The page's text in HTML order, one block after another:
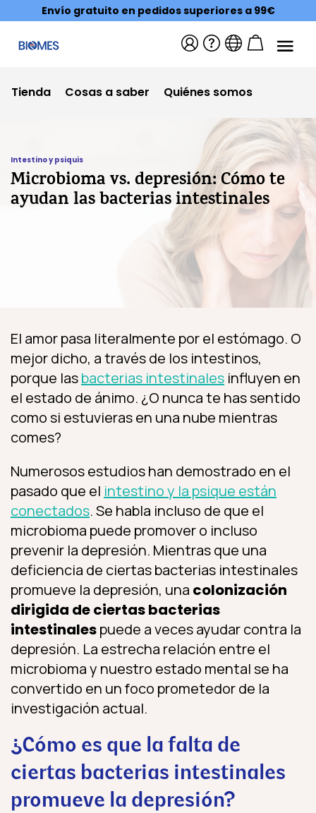
Envío gratuito en pedidos superiores a 99€
Tienda Cosas a saber Quiénes somos
Intestino y psiquis
Microbioma vs. depresión: Cómo te
ayudan las bacterias intestinales
El amor pasa literalmente por el estómago. O
mejor dicho, a través de los intestinos,
porque lasbacterias intestinales influyen en
el estado de ánimo. ¿O nunca te has sentido
como si estuvieras en una nube mientras
comes?
Numerosos estudios han demostrado en el
pasado que el intestino y la psique están
conectados. Se habla incluso de que el
microbioma puede promover o incluso
prevenir la depresión. Mientras que una
deficiencia de ciertas bacterias intestinales
promueve la depresión, una colonización
dirigida de ciertas bacterias
intestinalespuede a veces ayudar contra la
depresión. La estrecha relación entre el
microbioma y nuestro estado mental se ha
convertido en un foco prometedor de la
investigación actual.
¿Cómo es que la falta de
ciertas bacterias intestinales
promueve la depresión?